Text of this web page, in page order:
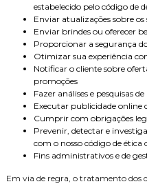
estabelecido pelo código de
Enviar atualizações sobre os
Enviar brindes ou oferecer
Proporcionar a segurança
Otimizar sua experiência
Notificar o cliente sobre
promoções
Fazer análises e pesquisas
Executar publicidade online
Cumprir com obrigações
Prevenir, detectar e
com o nosso código de
Fins administrativos e de
Em via de regra, o tratamento dos